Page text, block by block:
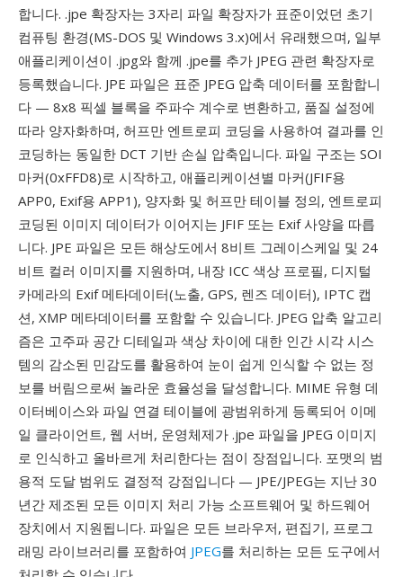
합니다. .jpe 확장자는 3자리 파일 확장자가 표준이었던 초기
컴퓨팅 환경(MS-DOS 및 Windows 3.x)에서 유래했으며, 일부
애플리케이션이 .jpg와 함께 .jpe를 추가 JPEG 관련 확장자로
등록했습니다. JPE 파일은 표준 JPEG 압축 데이터를 포함합니
다 — 8x8 픽셀 블록을 주파수 계수로 변환하고, 품질 설정에
따라 양자화하며, 허프만 엔트로피 코딩을 사용하여 결과를 인
코딩하는 동일한 DCT 기반 손실 압축입니다. 파일 구조는 SOI
마커(0xFFD8)로 시작하고, 애플리케이션별 마커(JFIF용
APP0, Exif용 APP1), 양자화 및 허프만 테이블 정의, 엔트로피
코딩된 이미지 데이터가 이어지는 JFIF 또는 Exif 사양을 따릅
니다. JPE 파일은 모든 해상도에서 8비트 그레이스케일 및 24
비트 컬러 이미지를 지원하며, 내장 ICC 색상 프로필, 디지털
카메라의 Exif 메타데이터(노출, GPS, 렌즈 데이터), IPTC 캡
션, XMP 메타데이터를 포함할 수 있습니다. JPEG 압축 알고리
즘은 고주파 공간 디테일과 색상 차이에 대한 인간 시각 시스
템의 감소된 민감도를 활용하여 눈이 쉽게 인식할 수 없는 정
보를 버림으로써 놀라운 효율성을 달성합니다. MIME 유형 데
이터베이스와 파일 연결 테이블에 광범위하게 등록되어 이메
일 클라이언트, 웹 서버, 운영체제가 .jpe 파일을 JPEG 이미지
로 인식하고 올바르게 처리한다는 점이 장점입니다. 포맷의 범
용적 도달 범위도 결정적 강점입니다 — JPE/JPEG는 지난 30
년간 제조된 모든 이미지 처리 가능 소프트웨어 및 하드웨어
장치에서 지원됩니다. 파일은 모든 브라우저, 편집기, 프로그
래밍 라이브러리를 포함하여 JPEG를 처리하는 모든 도구에서